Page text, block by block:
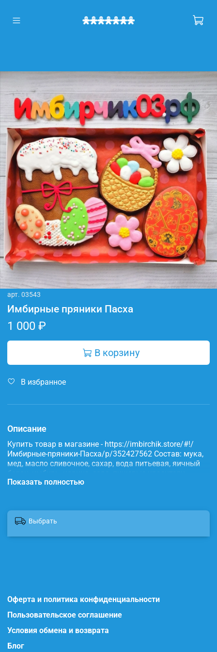
арт. 03543
Имбирные пряники Пасха
1 000 ₽
В корзину
В избранное
Описание
Купить товар в магазине - https://imbirchik.store/#!/
Имбирные-пряники-Пасха/p/352427562 Состав: мука,
мед, масло сливочное, сахар, вода питьевая, яичный
белок, имбирь, корица, сода, пищевые красители.
Показать полностью
Выбрать
Оферта и политика конфиденциальности
Пользовательское соглашение
Условия обмена и возврата
Блог